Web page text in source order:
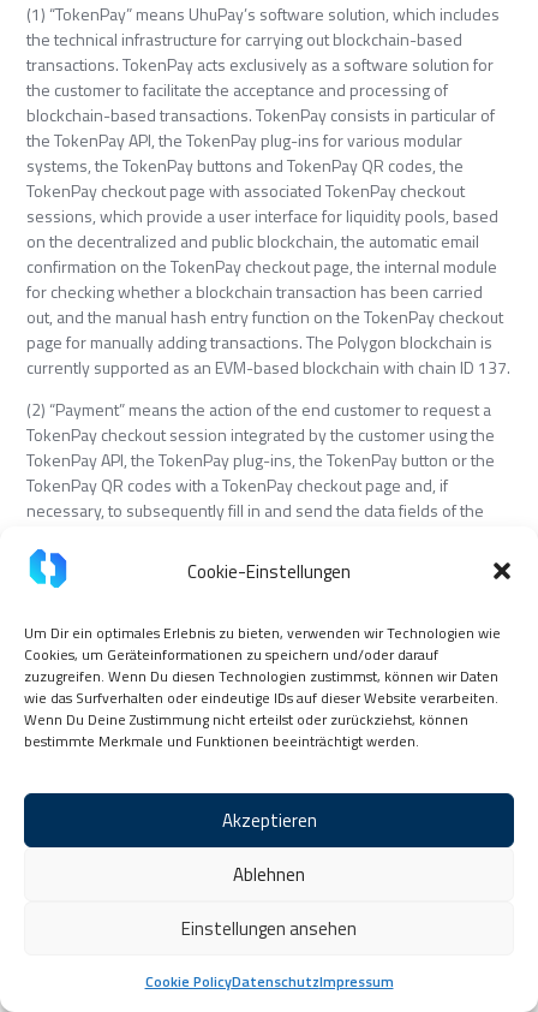
Cookie-Einstellungen
Um Dir ein optimales Erlebnis zu bieten, verwenden wir Technologien wie
Cookies, um Geräteinformationen zu speichern und/oder darauf
zuzugreifen. Wenn Du diesen Technologien zustimmst, können wir Daten
wie das Surfverhalten oder eindeutige IDs auf dieser Website verarbeiten.
Wenn Du Deine Zustimmung nicht erteilst oder zurückziehst, können
bestimmte Merkmale und Funktionen beeinträchtigt werden.
Akzeptieren
Ablehnen
Einstellungen ansehen
Cookie PolicyDatenschutzImpressum
(1) “TokenPay” means UhuPay’s software solution, which includes
the technical infrastructure for carrying out blockchain-based
transactions. TokenPay acts exclusively as a software solution for
the customer to facilitate the acceptance and processing of
blockchain-based transactions. TokenPay consists in particular of
the TokenPay API, the TokenPay plug-ins for various modular
systems, the TokenPay buttons and TokenPay QR codes, the
TokenPay checkout page with associated TokenPay checkout
sessions, which provide a user interface for liquidity pools, based
on the decentralized and public blockchain, the automatic email
confirmation on the TokenPay checkout page, the internal module
for checking whether a blockchain transaction has been carried
out, and the manual hash entry function on the TokenPay checkout
page for manually adding transactions. The Polygon blockchain is
currently supported as an EVM-based blockchain with chain ID 137.
(2) “Payment” means the action of the end customer to request a
TokenPay checkout session integrated by the customer using the
TokenPay API, the TokenPay plug-ins, the TokenPay button or the
TokenPay QR codes with a TokenPay checkout page and, if
necessary, to subsequently fill in and send the data fields of the
for checking blockchain transactions, to use the e-mail confirmation
on the TokenPay checkout page and/or the manual hash entry
(3) “Service offering” means the digital platform offerings via which
the end customer controls their interactions with the TokenPay
product. This includes the end customer dashboard – a web
application accessible via the Internet at
consumer.usetokenpay.com – with a transaction overview and
section 11, paragraph 10, as well as support services in written
form, by e-mail, by telephone or using comparable technologies.
Information services such as websites are also included.
(4) “Account” means the account in the end customer’s service
(5) “Access code” means the end customer’s personal access code,